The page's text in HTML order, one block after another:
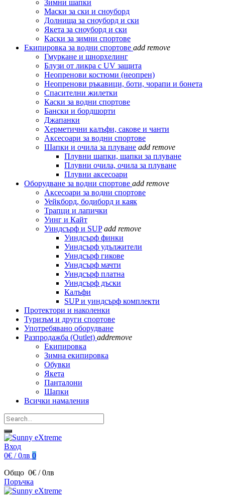
Зимни шапки
Маски за ски и сноуборд
Долнища за сноуборд и ски
Якета за сноуборд и ски
Каски за зимни спортове
Екипировка за водни спортове add remove
Гмуркане и шнорхелинг
Блузи от ликра с UV защита
Неопренови костюми (неопрен)
Неопренови ръкавици, боти, чорапи и бонета
Спасителни жилетки
Каски за водни спортове
Бански и бордшорти
Джапанки
Херметични калъфи, сакове и чанти
Аксесоари за водни спортове
Шапки и очила за плуване add remove
Плувни шапки, шапки за плуване
Плувни очила, очила за плуване
Плувни аксесоари
Оборудване за водни спортове add remove
Аксесоари за водни спортове
Уейкборд, бодиборд и каяк
Трапци и лапички
Уинг и Кайт
Уиндсърф и SUP add remove
Уиндсърф финки
Уиндсърф удължители
Уиндсърф гикове
Уиндсърф мачти
Уиндсърф платна
Уиндсърф дъски
Калъфи
SUP и уиндсърф комплекти
Протектори и наколенки
Туризъм и други спортове
Употребявано оборудване
Разпродажба (Outlet) addremove
Екипировка
Зимна екипировка
Обувки
Якета
Панталони
Шапки
Всички намаления
Вход
0€ / 0лв 0
Общо 0€ / 0лв
Поръчка